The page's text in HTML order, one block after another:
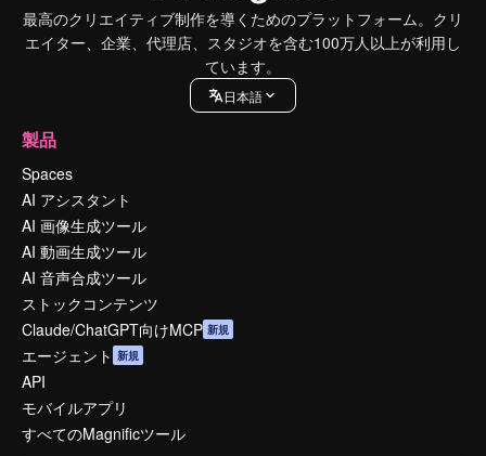
最高のクリエイティブ制作を導くためのプラットフォーム。クリ
エイター、企業、代理店、スタジオを含む100万人以上が利用し
ています。
日本語
製品
Spaces
AI アシスタント
AI 画像生成ツール
AI 動画生成ツール
AI 音声合成ツール
ストックコンテンツ
Claude/ChatGPT向けMCP 新規
エージェント 新規
API
モバイルアプリ
すべてのMagnificツール